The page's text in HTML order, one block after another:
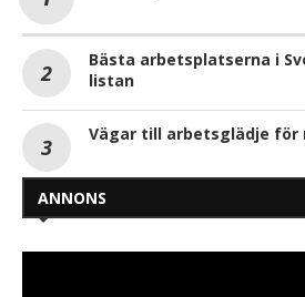
Bästa arbetsplatserna i
listan
Vägar till arbetsglädje för
ANNONS